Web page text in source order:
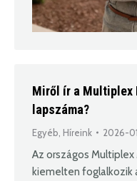
Miről ír a Multiplex
lapszáma?
Egyéb Híreink 2026-
Az országos
kiemelten foglalkozik